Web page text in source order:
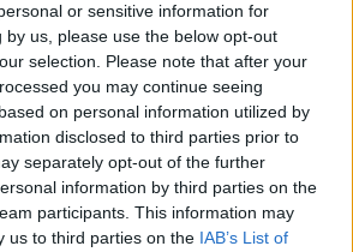
or sensitive information for
by us, please use the below opt-out
selection. Please note that after your
you may continue seeing
on personal information utilized by
disclosed to third parties prior to
separately opt-out of the further
information by third parties on the
participants. This information may
us to third parties on the IAB’s List of